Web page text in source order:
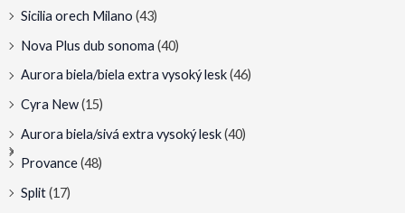
Sicilia orech Milano (43)
Nova Plus dub sonoma (40)
Aurora biela/biela extra vysoký lesk(46)
Cyra New(15)
Aurora biela/sivá extra vysoký lesk(40)
Provance(48)
Split(17)